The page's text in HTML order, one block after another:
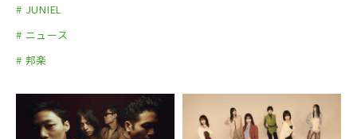
# JUNIEL
# ニュース
# 邦楽